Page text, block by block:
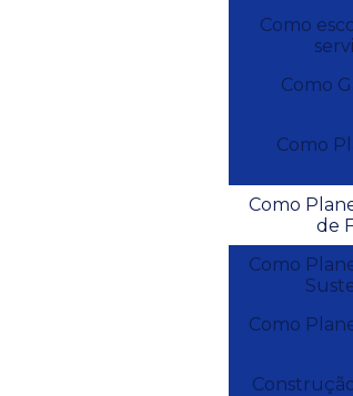
Como
Como
Como
Como
de
Como
Como